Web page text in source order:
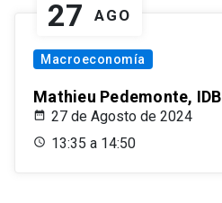
27 AGO
Macroeconomía
Mathieu Pedemonte, IDB
27 de Agosto de 2024
13:35 a 14:50